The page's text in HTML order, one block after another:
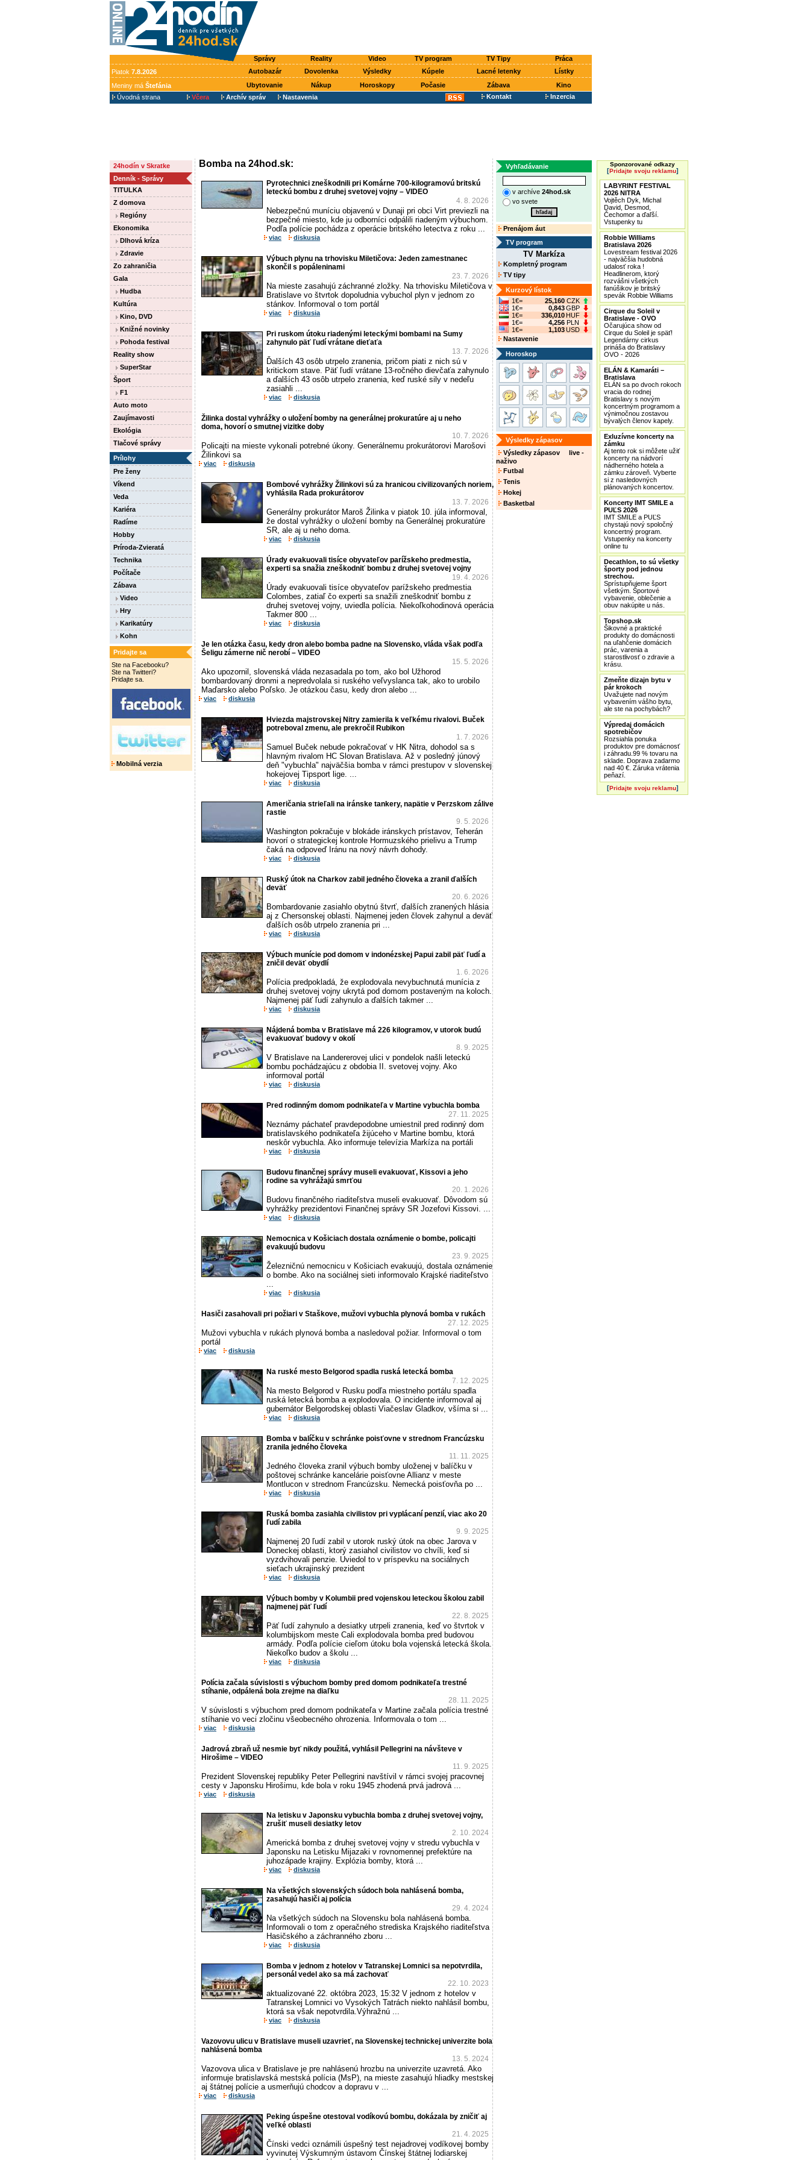
Správy Reality Video TV program TV Tipy
Práca
Piatok 7.8.2026 Autobazár Dovolenka Výsledky Kúpele Lacné letenky
Lístky
Meniny má Štefánia Ubytovanie Nákup Horoskopy Počasie Zábava
Kino
Úvodná strana
Včera Archív správ Nastavenia Kontakt Inzercia
24hodín v Skratke
Denník - Správy
TITULKA
Z domova
Regióny
Ekonomika
Dlhová kríza
Zdravie
Zo zahraničia
Gala
Hudba
Kultúra
Kino, DVD
Knižné novinky
Pohoda festival
Reality show
SuperStar
Šport
F1
Auto moto
Zaujímavosti
Ekológia
Tlačové správy
Prílohy
Pre ženy
Víkend
Veda
Kariéra
Radíme
Hobby
Príroda-Zvieratá
Technika
Počítače
Zábava
Video
Hry
Karikatúry
Kohn
Pridajte sa
Ste na Facebooku?
Ste na Twitteri?
Pridajte sa.
Mobilná verzia
Bomba na 24hod.sk:
Pyrotechnici zneškodnili pri Komárne 700-kilogramovú britskú
leteckú bombu z druhej svetovej vojny – VIDEO
4. 8. 2026
Nebezpečnú muníciu objavenú v Dunaji pri obci Virt previezli na
bezpečné miesto, kde ju odborníci odpálili riadeným výbuchom.
Podľa polície pochádza z operácie britského letectva z roku ...
viac diskusia
Výbuch plynu na trhovisku Miletičova: Jeden zamestnanec
skončil s popáleninami
23. 7. 2026
Na mieste zasahujú záchranné zložky. Na trhovisku Miletičova v
Bratislave vo štvrtok dopoludnia vybuchol plyn v jednom zo
stánkov. Informoval o tom portál
viac diskusia
Pri ruskom útoku riadenými leteckými bombami na Sumy
zahynulo päť ľudí vrátane dieťaťa
13. 7. 2026
Ďalších 43 osôb utrpelo zranenia, pričom piati z nich sú v
kritickom stave. Päť ľudí vrátane 13-ročného dievčaťa zahynulo
a ďalších 43 osôb utrpelo zranenia, keď ruské sily v nedeľu
zasiahli ...
viac diskusia
Žilinka dostal vyhrážky o uložení bomby na generálnej prokuratúre aj u neho
doma, hovorí o smutnej vizitke doby
10. 7. 2026
Policajti na mieste vykonali potrebné úkony. Generálnemu prokurátorovi Marošovi
Žilinkovi sa
viac diskusia
Bombové vyhrážky Žilinkovi sú za hranicou civilizovaných noriem,
vyhlásila Rada prokurátorov
13. 7. 2026
Generálny prokurátor Maroš Žilinka v piatok 10. júla informoval,
že dostal vyhrážky o uložení bomby na Generálnej prokuratúre
SR, ale aj u neho doma.
viac diskusia
Úrady evakuovali tisíce obyvateľov parížskeho predmestia,
experti sa snažia zneškodniť bombu z druhej svetovej vojny
19. 4. 2026
Úrady evakuovali tisíce obyvateľov parížskeho predmestia
Colombes, zatiaľ čo experti sa snažili zneškodniť bombu z
druhej svetovej vojny, uviedla polícia. Niekoľkohodinová operácia
Takmer 800 ...
viac diskusia
Je len otázka času, kedy dron alebo bomba padne na Slovensko, vláda však podľa
Šeligu zámerne nič nerobí – VIDEO
15. 5. 2026
Ako upozornil, slovenská vláda nezasadala po tom, ako bol Užhorod
bombardovaný dronmi a nepredvolala si ruského veľvyslanca tak, ako to urobilo
Maďarsko alebo Poľsko. Je otázkou času, kedy dron alebo ...
viac diskusia
Hviezda majstrovskej Nitry zamierila k veľkému rivalovi. Buček
potreboval zmenu, ale prekročil Rubikon
1. 7. 2026
Samuel Buček nebude pokračovať v HK Nitra, dohodol sa s
hlavným rivalom HC Slovan Bratislava. Až v posledný júnový
deň "vybuchla" najväčšia bomba v rámci prestupov v slovenskej
hokejovej Tipsport lige. ...
viac diskusia
Američania strieľali na iránske tankery, napätie v Perzskom zálive
rastie
9. 5. 2026
Washington pokračuje v blokáde iránskych prístavov, Teherán
hovorí o strategickej kontrole Hormuzského prielivu a Trump
čaká na odpoveď Iránu na nový návrh dohody.
viac diskusia
Ruský útok na Charkov zabil jedného človeka a zranil ďalších
deväť
20. 6. 2026
Bombardovanie zasiahlo obytnú štvrť, ďalších zranených hlásia
aj z Chersonskej oblasti. Najmenej jeden človek zahynul a deväť
ďalších osôb utrpelo zranenia pri ...
viac diskusia
Výbuch munície pod domom v indonézskej Papui zabil päť ľudí a
zničil deväť obydlí
1. 6. 2026
Polícia predpokladá, že explodovala nevybuchnutá munícia z
druhej svetovej vojny ukrytá pod domom postaveným na koloch.
Najmenej päť ľudí zahynulo a ďalších takmer ...
viac diskusia
Nájdená bomba v Bratislave má 226 kilogramov, v utorok budú
evakuovať budovy v okolí
8. 9. 2025
V Bratislave na Landererovej ulici v pondelok našli leteckú
bombu pochádzajúcu z obdobia II. svetovej vojny. Ako
informoval portál
viac diskusia
Pred rodinným domom podnikateľa v Martine vybuchla bomba
27. 11. 2025
Neznámy páchateľ pravdepodobne umiestnil pred rodinný dom
bratislavského podnikateľa žijúceho v Martine bombu, ktorá
neskôr vybuchla. Ako informuje televízia Markíza na portáli
viac diskusia
Budovu finančnej správy museli evakuovať, Kissovi a jeho
rodine sa vyhrážajú smrťou
20. 1. 2026
Budovu finančného riaditeľstva museli evakuovať. Dôvodom sú
vyhrážky prezidentovi Finančnej správy SR Jozefovi Kissovi. ...
viac diskusia
Nemocnica v Košiciach dostala oznámenie o bombe, policajti
evakuujú budovu
23. 9. 2025
Železničnú nemocnicu v Košiciach evakuujú, dostala oznámenie
o bombe. Ako na sociálnej sieti informovalo Krajské riaditeľstvo
...
viac diskusia
Hasiči zasahovali pri požiari v Staškove, mužovi vybuchla plynová bomba v rukách
27. 12. 2025
Mužovi vybuchla v rukách plynová bomba a nasledoval požiar. Informoval o tom
portál
viac diskusia
Na ruské mesto Belgorod spadla ruská letecká bomba
7. 12. 2025
Na mesto Belgorod v Rusku podľa miestneho portálu spadla
ruská letecká bomba a explodovala. O incidente informoval aj
gubernátor Belgorodskej oblasti Viačeslav Gladkov, všíma si ...
viac diskusia
Bomba v balíčku v schránke poisťovne v strednom Francúzsku
zranila jedného človeka
11. 11. 2025
Jedného človeka zranil výbuch bomby uloženej v balíčku v
poštovej schránke kancelárie poisťovne Allianz v meste
Montlucon v strednom Francúzsku. Nemecká poisťovňa po ...
viac diskusia
Ruská bomba zasiahla civilistov pri vyplácaní penzií, viac ako 20
ľudí zabila
9. 9. 2025
Najmenej 20 ľudí zabil v utorok ruský útok na obec Jarova v
Doneckej oblasti, ktorý zasiahol civilistov vo chvíli, keď si
vyzdvihovali penzie. Uviedol to v príspevku na sociálnych
sieťach ukrajinský prezident
viac diskusia
Výbuch bomby v Kolumbii pred vojenskou leteckou školou zabil
najmenej päť ľudí
22. 8. 2025
Päť ľudí zahynulo a desiatky utrpeli zranenia, keď vo štvrtok v
kolumbijskom meste Cali explodovala bomba pred budovou
armády. Podľa polície cieľom útoku bola vojenská letecká škola.
Niekoľko budov a školu ...
viac diskusia
Polícia začala súvislosti s výbuchom bomby pred domom podnikateľa trestné
stíhanie, odpálená bola zrejme na diaľku
28. 11. 2025
V súvislosti s výbuchom pred domom podnikateľa v Martine začala polícia trestné
stíhanie vo veci zločinu všeobecného ohrozenia. Informovala o tom ...
viac diskusia
Jadrová zbraň už nesmie byť nikdy použitá, vyhlásil Pellegrini na návšteve v
Hirošime – VIDEO
11. 9. 2025
Prezident Slovenskej republiky Peter Pellegrini navštívil v rámci svojej pracovnej
cesty v Japonsku Hirošimu, kde bola v roku 1945 zhodená prvá jadrová ...
viac diskusia
Na letisku v Japonsku vybuchla bomba z druhej svetovej vojny,
zrušiť museli desiatky letov
2. 10. 2024
Americká bomba z druhej svetovej vojny v stredu vybuchla v
Japonsku na Letisku Mijazaki v rovnomennej prefektúre na
juhozápade krajiny. Explózia bomby, ktorá ...
viac diskusia
Na všetkých slovenských súdoch bola nahlásená bomba,
zasahujú hasiči aj polícia
29. 4. 2024
Na všetkých súdoch na Slovensku bola nahlásená bomba.
Informovali o tom z operačného strediska Krajského riaditeľstva
Hasičského a záchranného zboru ...
viac diskusia
Bomba v jednom z hotelov v Tatranskej Lomnici sa nepotvrdila,
personál vedel ako sa má zachovať
22. 10. 2023
aktualizované 22. októbra 2023, 15:32 V jednom z hotelov v
Tatranskej Lomnici vo Vysokých Tatrách niekto nahlásil bombu,
ktorá sa však nepotvrdila.Výhražnú ...
viac diskusia
Vazovovu ulicu v Bratislave museli uzavrieť, na Slovenskej technickej univerzite bola
nahlásená bomba
13. 5. 2024
Vazovova ulica v Bratislave je pre nahlásenú hrozbu na univerzite uzavretá. Ako
informuje bratislavská mestská polícia (MsP), na mieste zasahujú hliadky mestskej
aj štátnej polície a usmerňujú chodcov a dopravu v ...
viac diskusia
Peking úspešne otestoval vodíkovú bombu, dokázala by zničiť aj
veľké oblasti
21. 4. 2025
Čínski vedci oznámili úspešný test nejadrovej vodíkovej bomby
vyvinutej Výskumným ústavom Čínskej štátnej lodiarskej
Vyhľadávanie
v archíve 24hod.sk
vo svete
Prenájom áut
TV program
TV Markíza
Kompletný program
TV tipy
Kurzový lístok
1€=
25,160 CZK
1€=
0,843GBP
1€=
336,010HUF
1€=
4,256 PLN
1€=
1,103USD
Nastavenie
Horoskop
Výsledky zápasov
Výsledky zápasov live -
naživo
Futbal
Tenis
Hokej
Basketbal
Sponzorované odkazy
[Pridajte svoju reklamu]
LABYRINT FESTIVAL
2026 NITRA
Vojtěch Dyk, Michal
David, Desmod,
Čechomor a ďaľší.
Vstupenky tu
Robbie Williams
Bratislava 2026
Lovestream festival 2026
- najväčšia hudobná
udalosť roka !
Headlinerom, ktorý
rozvášni všetkých
fanúšikov je britský
spevák Robbie Williams
Cirque du Soleil v
Bratislave - OVO
Očarujúca show od
Cirque du Soleil je späť!
Legendárny cirkus
prináša do Bratislavy
OVO - 2026
ELÁN & Kamaráti –
Bratislava
ELÁN sa po dvoch rokoch
vracia do rodnej
Bratislavy s novým
koncertným programom a
výnimočnou zostavou
bývalých členov kapely.
Exluzívne koncerty na
zámku
Aj tento rok si môžete užiť
koncerty na nádvorí
nádherného hotela a
zámku zároveň. Vyberte
si z nasledovných
plánovaných koncertov.
Koncerty IMT SMILE a
PUĽS 2026
IMT SMILE a PUĽS
chystajú nový spoločný
koncertný program.
Vstupenky na koncerty
online tu
Decathlon, to sú všetky
športy pod jednou
strechou.
Sprístupňujeme šport
všetkým. Športové
vybavenie, oblečenie a
obuv nakúpite u nás.
Topshop.sk
Šikovné a praktické
produkty do domácnosti
na uľahčenie domácich
prác, varenia a
starostlivosť o zdravie a
krásu.
Zmeňte dizajn bytu v
pár krokoch
Uvažujete nad novým
vybavením vášho bytu,
ale ste na pochybách?
Výpredaj domácich
spotrebičov
Rozsiahla ponuka
produktov pre domácnosť
i záhradu.99 % tovaru na
sklade. Doprava zadarmo
nad 40 €. Záruka vrátenia
peňazí.
[Pridajte svoju reklamu]